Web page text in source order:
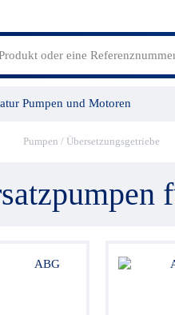
Pumpen und Motoren
Service/Leistungen
Pumpen / Übersetzungsgetriebe